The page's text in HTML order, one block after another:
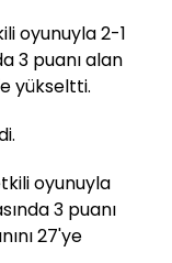
oyunuyla 2-1
3 puanı alan
yükseltti.
oyunuyla
3 puanı
27'ye